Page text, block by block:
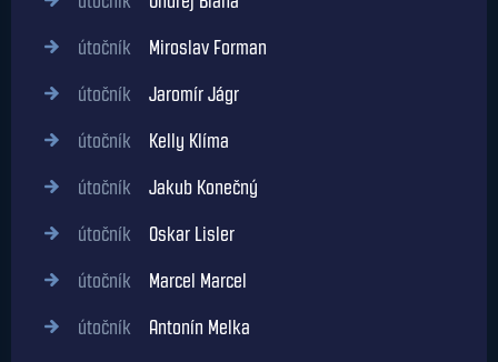
útočník Miroslav Forman
útočník Jaromír Jágr
útočník Kelly Klíma
útočník Jakub Konečný
útočník Oskar Lisler
útočník Marcel Marcel
útočník Antonín Melka